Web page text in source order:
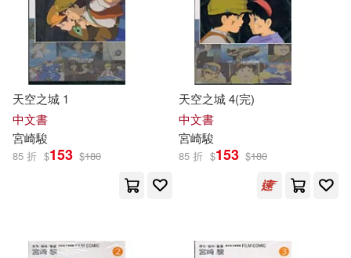
天空之城 1
中文書
宮崎駿
85 折 $153 $180
天空之城 4(完)
中文書
宮崎駿
85 折 $153 $180